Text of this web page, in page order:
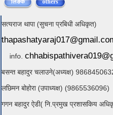
सत्यराज थापा (सुचना प्रबिधी अधिकृत)
info.
बसन्त बहादुर चलाउने(अध्यक्ष)
लछिमन बोहोरा (उपाध्यक्ष) (9865536096)
गगन बहादुर ऐडी( नि.प्रमुख प्रशासकिय